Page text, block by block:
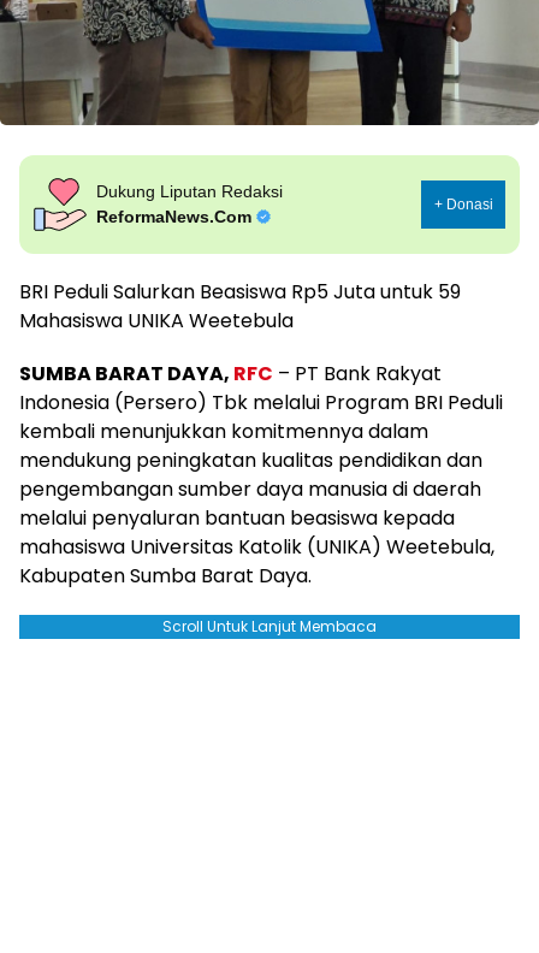
Dukung Liputan Redaksi
ReformaNews.Com
+ Donasi
BRI Peduli Salurkan Beasiswa Rp5 Juta untuk 59
Mahasiswa UNIKA Weetebula
SUMBA BARAT DAYA, RFC – PT Bank Rakyat
Indonesia (Persero) Tbk melalui Program BRI Peduli
kembali menunjukkan komitmennya dalam
mendukung peningkatan kualitas pendidikan dan
pengembangan sumber daya manusia di daerah
melalui penyaluran bantuan beasiswa kepada
mahasiswa Universitas Katolik (UNIKA) Weetebula,
Kabupaten Sumba Barat Daya.
Scroll Untuk Lanjut Membaca